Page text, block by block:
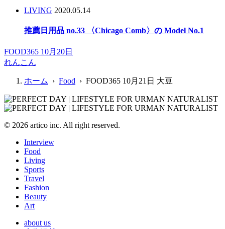
LIVING 2020.05.14
推薦日用品 no.33 〈Chicago Comb〉の Model No.1
FOOD365 10月20日
れんこん
ホーム › Food › FOOD365 10月21日 大豆
© 2026 artico inc. All right reserved.
Interview
Food
Living
Sports
Travel
Fashion
Beauty
Art
about us